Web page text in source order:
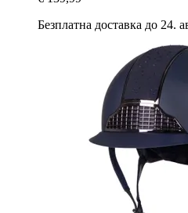
Безплатна доставка до 24.